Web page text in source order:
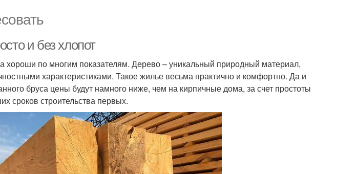
и без хлопот
хороши по многим показателям. Дерево – уникальный природный материал,
характеристиками. Такое жилье весьма практично и комфортно. Да и
бруса цены будут намного ниже, чем на кирпичные дома, за счет простоты
сроков строительства первых.